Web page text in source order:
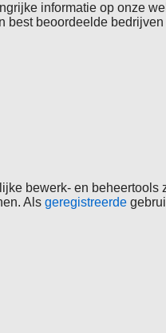
informatie op onze
best beoordeelde bedrijven
bewerk- en
Als geregistreerde